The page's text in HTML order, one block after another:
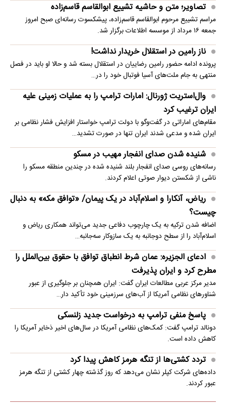
تصاویر؛ متن و حاشیه تشییع ابوالقاسم قاسم‌زاده
مراسم تشییع مرحوم ابوالقاسم قاسم‌زاده، پیشکسوت رسانه‌ای صبح امروز
جمعه ۱۶ مرداد از موسسه اطلاعات برگزار شد.
ناز رامین در استقلال خریدار نداشت!
پرونده ادامه حضور رامین رضاییان در استقلال بسته شد و حالا او باید در فصل
منتهی به جام ملت‌های آسیا فوتبال خود را در…
وال‌استریت ژورنال: امارات ترامپ را به عملیات زمینی علیه
ایران ترغیب کرد
مقام‌های اماراتی در گفت‌وگو با دولت ترامپ خواستار افزایش فشار نظامی بر
ایران شده و مدعی شدند ایران تنها در صورت تشدید…
شنیده شدن صدای انفجار مهیب در مسکو
رسانه‌های روسی صدای انفجار بلند شنیده شده در چندین منطقه مسکو را
ناشی از شکستن دیوار صوتی اعلام کردند.
ریاض، آنکارا و اسلام‌آباد در یک پیمان/ «توافق مکه» به دنبال
چیست؟
اضافه شدن ترکیه به یک چارچوب دفاعی جدید می‌تواند همکاری ریاض و
اسلام‌آباد را از سطح دوجانبه به یک سازوکار سه‌جانبه…
ادعای الجزیره: عمان شرط انطباق توافق با حقوق بین‌الملل را
مطرح کرد و ایران پذیرفت
مدیر مرکز عربی مطالعات ایران گفت: ایران همچنان بر جلوگیری از عبور
شناورهای نظامی آمریکا از آب‌های سرزمینی خود تأکید دار…
پاسخ منفی ترامپ به درخواست جدید زلنسکی
دونالد ترامپ گفت: کمک‌های نظامی آمریکا در سال‌های اخیر ذخایر آمریکا را
کاهش داده است.
تردد کشتی‌ها از تنگه هرمز کاهش پیدا کرد
داده‌های شرکت کپلر نشان می‌دهد که روز گذشته چهار کشتی از تنگه هرمز
عبور کردند.